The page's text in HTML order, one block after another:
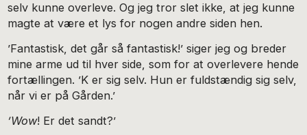
selv kunne overleve. Og jeg tror slet ikke, at jeg kunne
magte at være et lys for nogen andre siden hen.
’Fantastisk, det går så fantastisk!’ siger jeg og breder
mine arme ud til hver side, som for at overlevere hende
fortællingen. ’K er sig selv. Hun er fuldstændig sig selv,
når vi er på Gården.’
’Wow! Er det sandt?’